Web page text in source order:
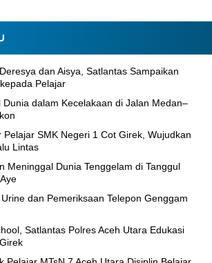
dan Aisya, Satlantas Sampaikan
Pelajar
Dunia dalam Kecelakaan di Jalan Medan–
Pelajar SMK Negeri 1 Cot Girek, Wujudkan
Lintas
Meninggal Dunia Tenggelam di Tanggul
dan Pemeriksaan Telepon Genggam
Satlantas Polres Aceh Utara Edukasi